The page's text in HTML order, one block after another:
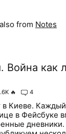
from Notes
Война как
🔥 4
в Киеве.
в Фейсбуке
дневники.